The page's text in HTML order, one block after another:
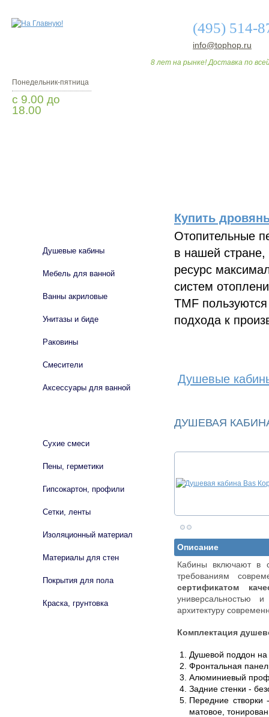
(495) 514-
info@tophop.ru
8 лет на рынке! Доставка по
Понедельник-пятница
с 9.00 до
18.00
Купить
Отопительные
в нашей стране,
ресурс
систем
TMF
подхода к
Душевые
ДУШЕВАЯ
Описание
Кабины включают в
требованиям
сертификатом
универсальностью
архитектуру
Комплектация
Душевой поддон на
Фронтальная
Алюминиевый
Задние стенки -
Передние
матовое,
Душевые кабины
Мебель для ванной
Ванны акриловые
Унитазы и биде
Раковины
Смесители
Аксессуары для ванной
Сухие смеси
Пены, герметики
Гипсокартон, профили
Сетки, ленты
Изоляционный материал
Материалы для стен
Покрытия для пола
Краска, грунтовка